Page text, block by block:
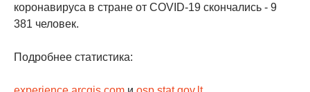
коронавируса в стране от COVID-19 скончались - 9
381 человек.
Подробнее статистика: